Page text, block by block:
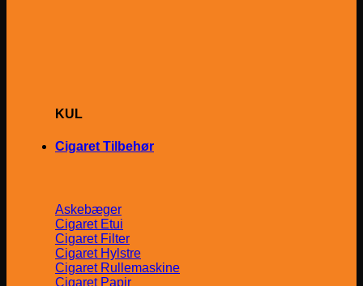
KUL
Cigaret Tilbehør
Askebæger
Cigaret Etui
Cigaret Filter
Cigaret Hylstre
Cigaret Rullemaskine
Cigaret Papir